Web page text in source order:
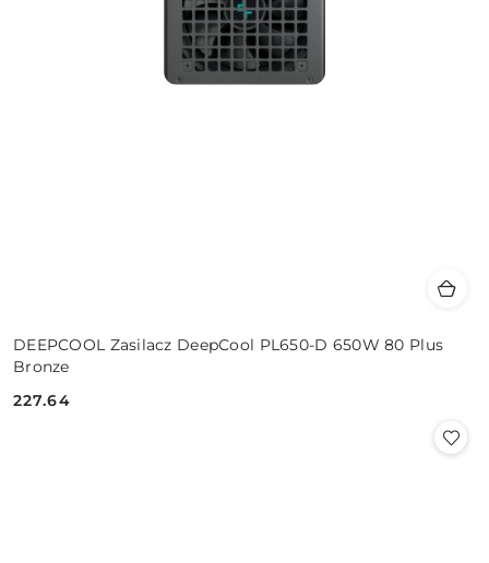
DEEPCOOL Zasilacz DeepCool PL650-D 650W 80 Plus
Bronze
Cena:
227.64